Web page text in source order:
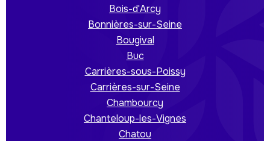
Bois-d'Arcy
Bonnières-sur-Seine
Bougival
Buc
Carrières-sous-Poissy
Carrières-sur-Seine
Chambourcy
Chanteloup-les-Vignes
Chatou